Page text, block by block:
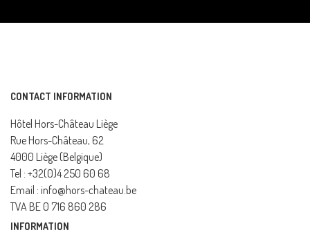
CONTACT INFORMATION
Hôtel Hors-Château Liège
Rue Hors-Château, 62
4000 Liège (Belgique)
Tel : +32(0)4 250 60 68
Email : info@hors-chateau.be
TVA BE 0 716 860 286
INFORMATION